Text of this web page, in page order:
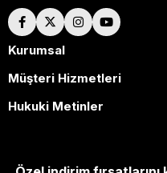
Kurumsal
Müşteri Hizmetleri
Hukuki Metinler